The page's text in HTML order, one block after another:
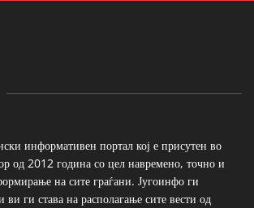
информативен портал кој е присутен во
од 2012 година со цел навремено, точно и
на сите граѓани. Југоинфо ги
ви ги става на располагање сите вести од